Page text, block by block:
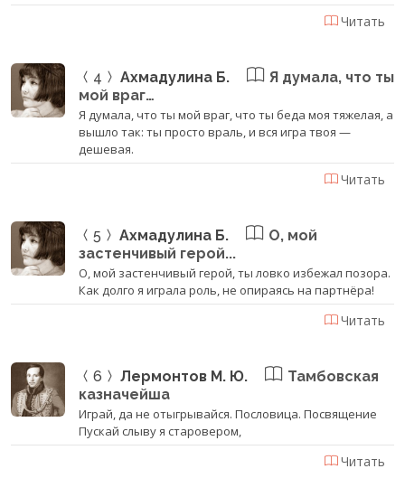
Читать
4 Ахмадулина Б.
Я думала, что ты
мой враг…
Я думала, что ты мой враг, что ты беда моя тяжелая, а
вышло так: ты просто враль, и вся игра твоя —
дешевая.
Читать
5 Ахмадулина Б.
О, мой
застенчивый герой...
О, мой застенчивый герой, ты ловко избежал позора.
Как долго я играла роль, не опираясь на партнёра!
Читать
6 Лермонтов М. Ю.
Тамбовская
казначейша
Играй, да не отыгрывайся. Пословица. Посвящение
Пускай слыву я старовером,
Читать